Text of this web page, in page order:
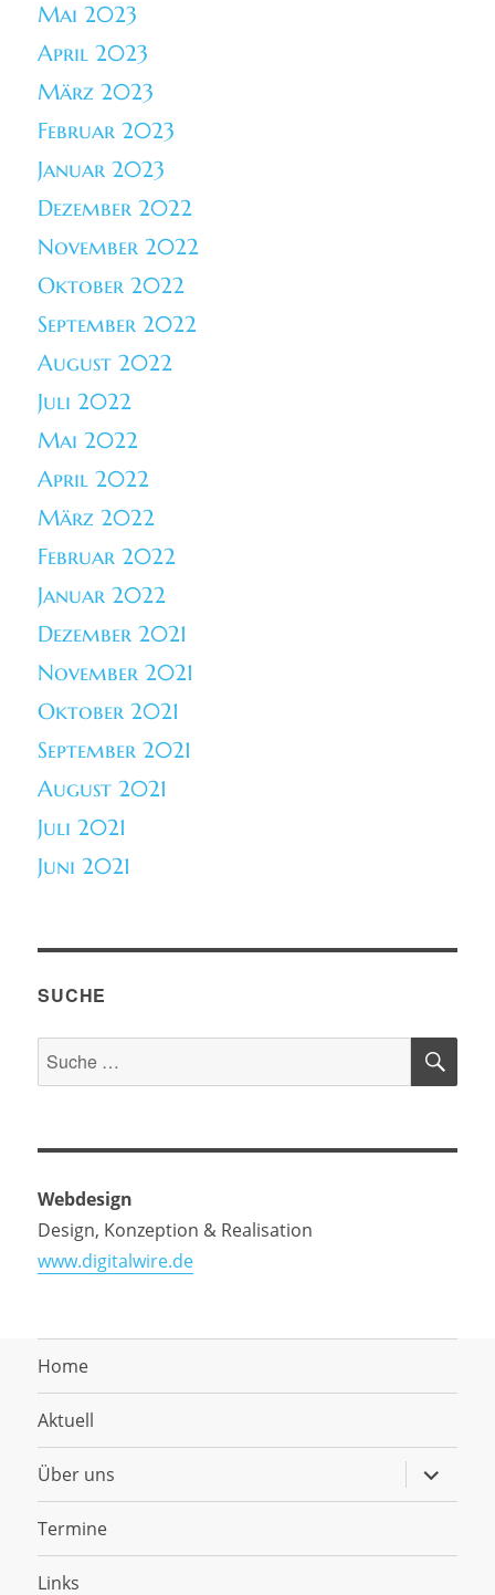
Mai 2023
April 2023
März 2023
Februar 2023
Januar 2023
Dezember 2022
November 2022
Oktober 2022
September 2022
August 2022
Juli 2022
Mai 2022
April 2022
März 2022
Februar 2022
Januar 2022
Dezember 2021
November 2021
Oktober 2021
September 2021
August 2021
Juli 2021
Juni 2021
SUCHE
Suche
nach:
Webdesign
Design, Konzeption & Realisation
www.digitalwire.de
Home
Aktuell
Über uns anzeigen
Termine
Links